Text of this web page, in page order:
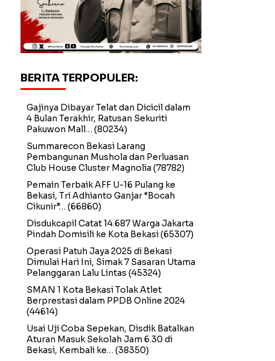
BERITA TERPOPULER:
Gajinya Dibayar Telat dan Dicicil dalam
4 Bulan Terakhir, Ratusan Sekuriti
Pakuwon Mall… (80234)
Summarecon Bekasi Larang
Pembangunan Mushola dan Perluasan
Club House Cluster Magnolia (78782)
Pemain Terbaik AFF U-16 Pulang ke
Bekasi, Tri Adhianto Ganjar “Bocah
Cikunir”… (66860)
Disdukcapil Catat 14.687 Warga Jakarta
Pindah Domisili ke Kota Bekasi(65307)
Operasi Patuh Jaya 2025 di Bekasi
Dimulai Hari Ini, Simak 7 Sasaran Utama
Pelanggaran Lalu Lintas (45324)
SMAN 1 Kota Bekasi Tolak Atlet
Berprestasi dalam PPDB Online 2024
(44614)
Usai Uji Coba Sepekan, Disdik Batalkan
Aturan Masuk Sekolah Jam 6.30 di
Bekasi, Kembali ke… (38350)